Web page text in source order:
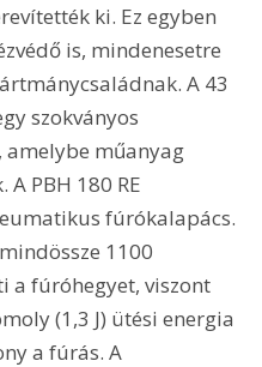
ki. Ez egyben
is, mindenesetre
A 43
szokványos
műanyag
PBH 180 RE
fúrókalapács.
1100
a fúróhegyet, viszont
(1,3 J) ütési energia
a fúrás. A